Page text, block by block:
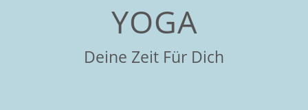
YOGA
Deine Zeit Für Dich